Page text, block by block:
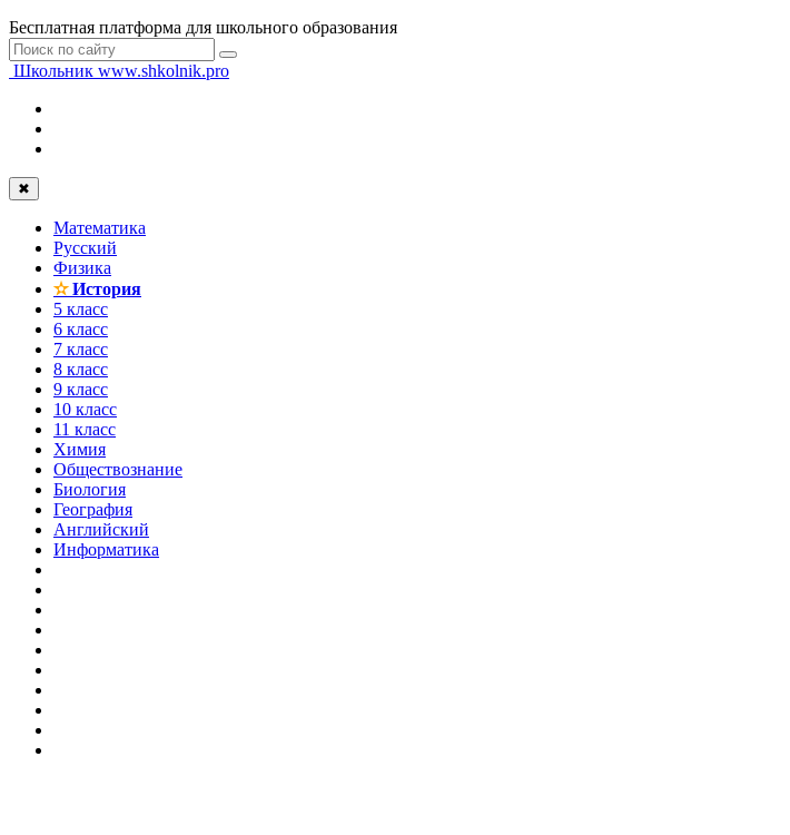
Бесплатная платформа для школьного образования
Школьник www.shkolnik.pro
✖
Математика
Русский
Физика
✫История
5 класс
6 класс
7 класс
8 класс
9 класс
10 класс
11 класс
Химия
Обществознание
Биология
География
Английский
Информатика